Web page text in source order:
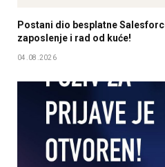
Postani dio besplatne
zaposlenje i rad od kuće!
04.08.2026